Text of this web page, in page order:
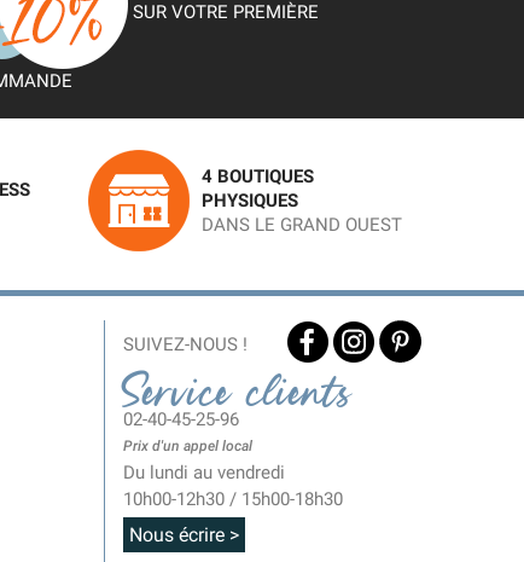
SUR VOTRE PREMIÈRE
4 BOUTIQUES
PHYSIQUES
DANS LE GRAND OUEST
SUIVEZ-NOUS !
Service clients
02-40-45-25-96
Prix d'un appel local
Du lundi au vendredi
10h00-12h30 / 15h00-18h30
Nous écrire >